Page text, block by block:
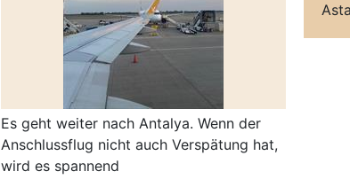
Es geht weiter nach Antalya. Wenn der
Anschlussflug nicht auch Verspätung hat,
wird es spannend